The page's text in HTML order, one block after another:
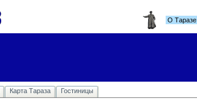
О Таразе
Карта Тараза Гостиницы